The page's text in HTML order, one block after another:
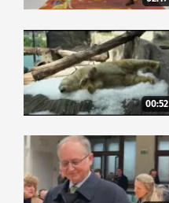
00:52